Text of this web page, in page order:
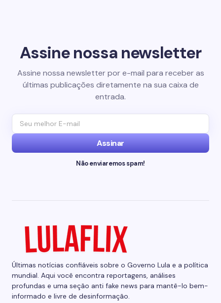
Assine nossa newsletter
Assine nossa newsletter por e-mail para receber as
últimas publicações diretamente na sua caixa de
entrada.
Assinar
Não enviaremos spam!
Últimas notícias confiáveis sobre o Governo Lula e a política
mundial. Aqui você encontra reportagens, análises
profundas e uma seção anti fake news para mantê-lo bem-
informado e livre de desinformação.